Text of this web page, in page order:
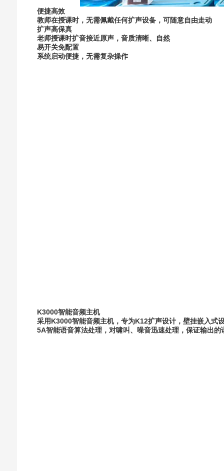
便捷高效
教师在授课时，无需佩戴任何扩声设备，可随意自由走动
扩声高保真
老师授课时扩音接近原声，音质清晰、自然
易开关免配置
系统启动便捷，无需复杂操作
K3000智能音频主机
采用K3000智能音频主机，专为K12扩声设计，壁挂嵌入式
5A智能语音算法处理，对啸叫、噪音迅速处理，保证输出的